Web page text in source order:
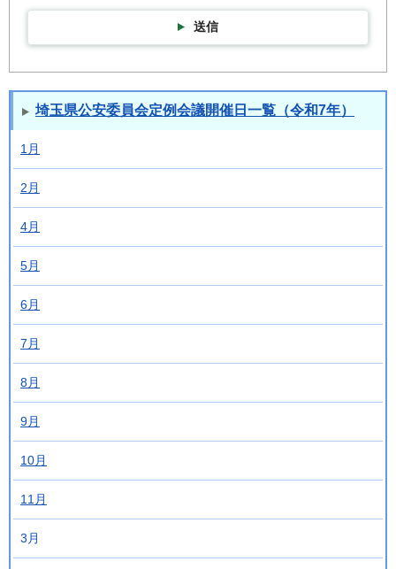
送信
埼玉県公安委員会定例会議開催日一覧（令和7年）
1月
2月
4月
5月
6月
7月
8月
9月
10月
11月
3月